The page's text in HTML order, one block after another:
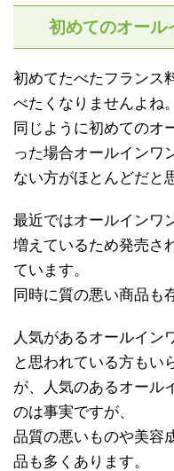
初めてのオール
初めてたべたフランス
べたくなりませんよね。
同じように初めてのオ
った場合オールインワ
ない方がほとんどだと
最近ではオールインワ
増えているため発売さ
ています。
同時に質の悪い商品も
人気があるオールイン
と思われている方もい
が、人気のあるオール
のは事実ですが、
品質の悪いものや美容
品も多くあります。